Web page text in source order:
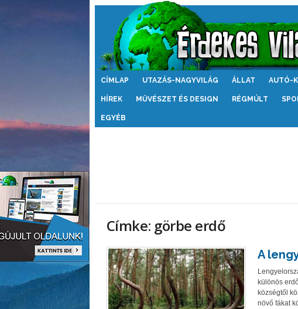
Érdekes
CÍMLAP UTAZÁS-NAGYVILÁG ÁLLAT AUTÓ-
HÍREK MŰVÉSZET ÉS DESIGN RÉGMÚLT
EGYÉB
Címke: görbe erdő
A
különös
községtől
növő fákat